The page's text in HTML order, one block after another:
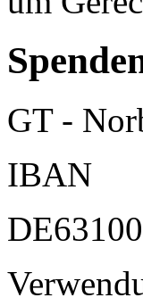
GT -
IBAN